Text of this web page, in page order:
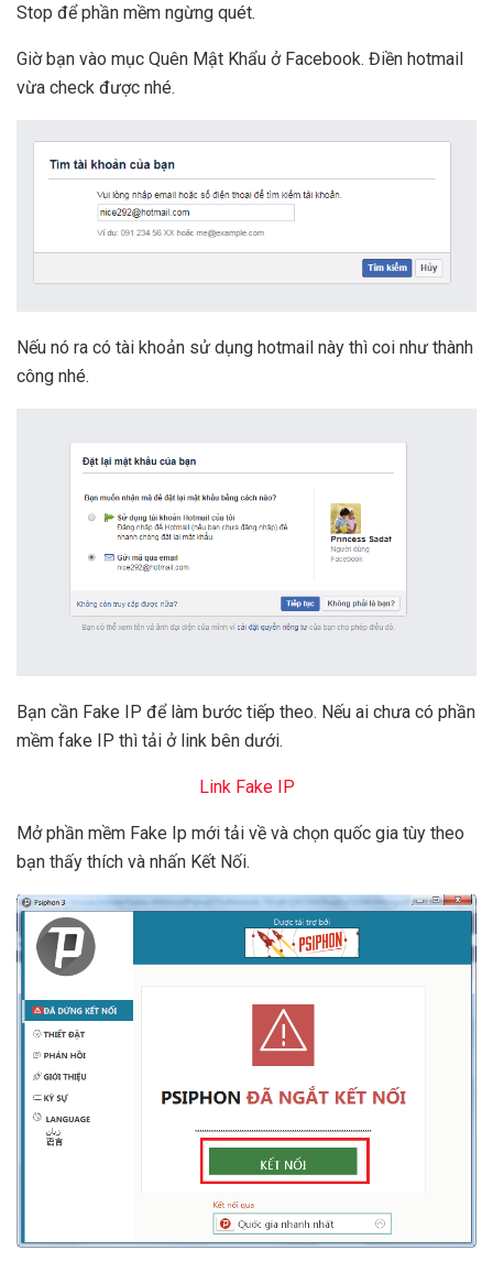
Stop để phần mềm ngừng quét.
Giờ bạn vào mục Quên Mật Khẩu ở Facebook. Điền hotmail
vừa check được nhé.
Nếu nó ra có tài khoản sử dụng hotmail này thì coi như thành
công nhé.
Bạn cần Fake IP để làm bước tiếp theo. Nếu ai chưa có phần
mềm fake IP thì tải ở link bên dưới.
Link Fake IP
Mở phần mềm Fake Ip mới tải về và chọn quốc gia tùy theo
bạn thấy thích và nhấn Kết Nối.